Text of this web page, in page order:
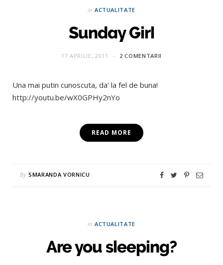
in ACTUALITATE
Sunday Girl
17 APRILIE, 2011 2 COMENTARII
Una mai putin cunoscuta, da’ la fel de buna!
http://youtu.be/wX0GPHy2nYo
READ MORE
By SMARANDA VORNICU
in ACTUALITATE
Are you sleeping?